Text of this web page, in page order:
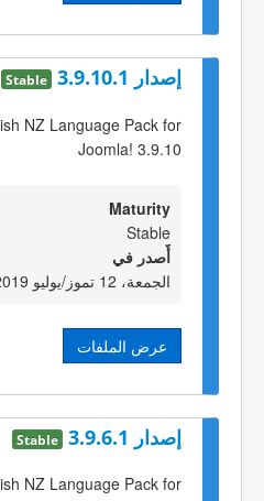
إصدار 3.9.10.1 Stable
NZ Language Pack for
Joomla! 3.9.10
Maturity
Stable
أٌصدر في
الجمعة، 12 تموز/يوليو 2019 09:00
عرض الملفات
إصدار 3.9.6.1 Stable
NZ Language Pack for